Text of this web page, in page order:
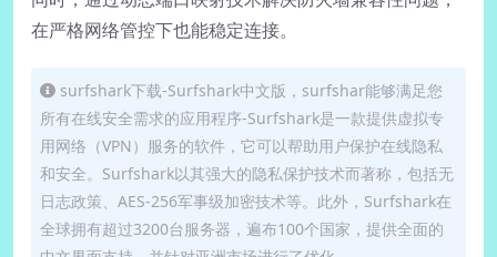
在严格网络管控下也能稳定连接。
surfshark下载-Surfshark中文版，surfshar能够满足您
所有在线安全需求的应用程序-Surfshark是一款提供虚拟专
用网络（VPN）服务的软件，它可以帮助用户保护在线隐私
和安全。Surfshark以其强大的隐私保护技术而著称，包括无
日志政策、AES-256军事级加密技术等。此外，Surfshark在
全球拥有超过3200台服务器，遍布100个国家，提供全面的